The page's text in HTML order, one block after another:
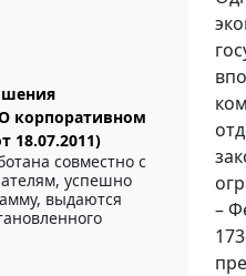
корпоративном
18.07.2011)
совместно с
успешно
выдаются
–